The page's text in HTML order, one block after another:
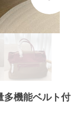
多機能ベルト付